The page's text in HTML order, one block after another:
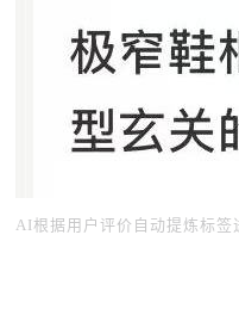
AI根据用户评价自动提炼标签